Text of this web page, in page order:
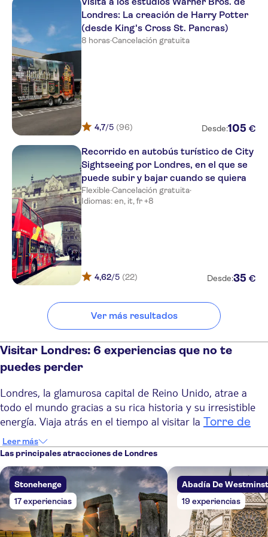
- City of London
Morton Hotel
St. Pancras Renaissance Hotel
London
Wardonia Hotel
Park Avenue J Hotel London
Woodley Hotel
South Place Hotel
Victoria (09:15)
No 1. The Mansions by Mansley
Novotel London Paddington
Z at Gloucester Place
The Piccadilly
Park Grand London Paddington
The Sumner Hotel
The Ned
The Z Hotel Soho
Russell Square Hotel
Shaftesbury Hyde Park
YourStay Victoria Apartments
(08:00) Victoria
The Wesley Hotel &
Conference Venue
Stakis London Harewood
Londres: La creación de Harry Potter
(desde King's Cross St. Pancras)
8 horas·Cancelación gratuita
4,7/5 (96) Desde:105 €
Recorrido en autobús turístico de City
Sightseeing por Londres, en el que se
puede subir y bajar cuando se quiera
Flexible·Cancelación gratuita·
Idiomas: en, it, fr +8
4,62/5 (22) Desde:35 €
Ver más resultados
Visitar Londres: 6 experiencias que no te
puedes perder
Londres, la glamurosa capital de Reino Unido, atrae a
todo el mundo gracias a su rica historia y su irresistible
energía. Viaja atrás en el tiempo al visitar la Torre de
Londres , vive toda una experiencia cultural en
mundialmente conocidosy, luego, entrégate en
cuerpo y alma a la gastronomía de la ciudad, compuesta
por exquisitos platos procedentes de todo el mundo.
Gracias a su mezcla de historia, atracciones turísticas
emblemáticas y un sinfín de actividades, Londres es un
destino que no olvidarás.
Leer más
Las principales atracciones de Londres
Stonehenge
17 experiencias
Abadía De
19 experiencias